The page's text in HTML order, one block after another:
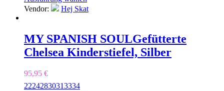
Vendor:
Hej Skat
MY SPANISH SOULGefütterte
Chelsea Kinderstiefel, Silber
95,95 €
22242830313334